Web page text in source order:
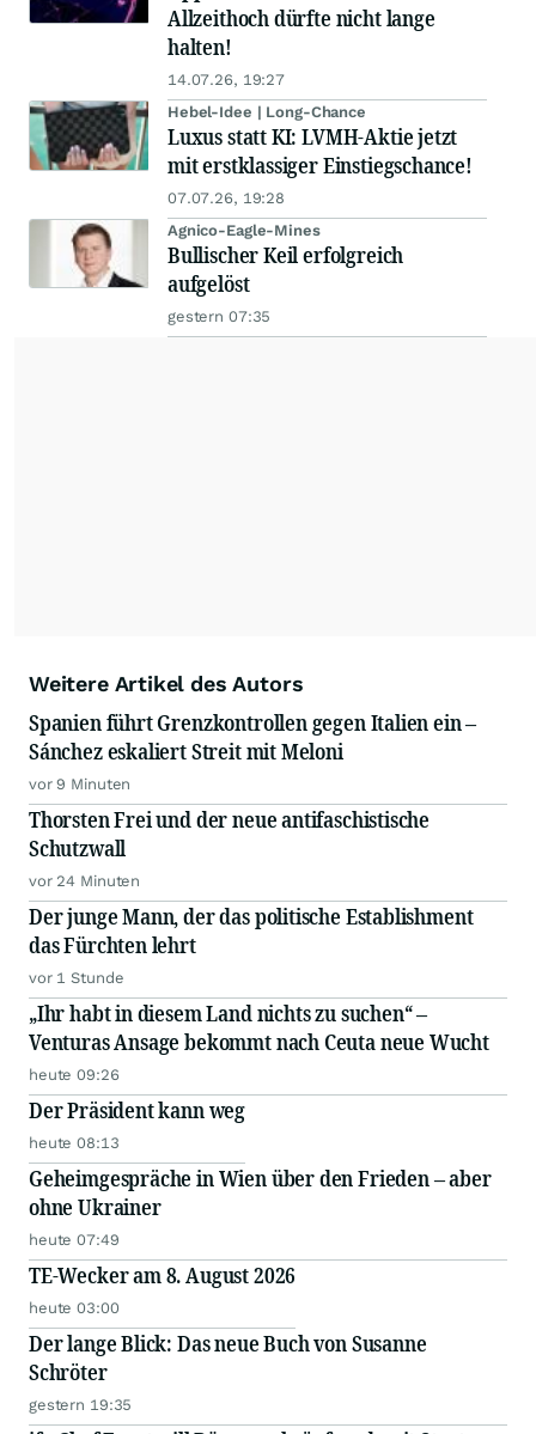
Allzeithoch dürfte nicht lange
halten!
14.07.26, 19:27
Hebel-Idee | Long-Chance
Luxus statt KI: LVMH-Aktie jetzt
mit erstklassiger Einstiegschance!
07.07.26, 19:28
Agnico-Eagle-Mines
Bullischer Keil erfolgreich
aufgelöst
gestern 07:35
Weitere Artikel des Autors
Spanien führt Grenzkontrollen gegen Italien ein –
Sánchez eskaliert Streit mit Meloni
vor 9 Minuten
Thorsten Frei und der neue antifaschistische
Schutzwall
vor 24 Minuten
Der junge Mann, der das politische Establishment
das Fürchten lehrt
vor 1 Stunde
„Ihr habt in diesem Land nichts zu suchen“ –
Venturas Ansage bekommt nach Ceuta neue Wucht
heute 09:26
Der Präsident kann weg
heute 08:13
Geheimgespräche in Wien über den Frieden – aber
ohne Ukrainer
heute 07:49
TE-Wecker am 8. August 2026
heute 03:00
Der lange Blick: Das neue Buch von Susanne
Schröter
gestern 19:35